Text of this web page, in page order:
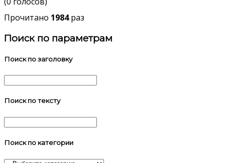
Прочитано 1984раз
Поиск по параметрам
Поиск по заголовку
Поиск по тексту
Поиск по категории